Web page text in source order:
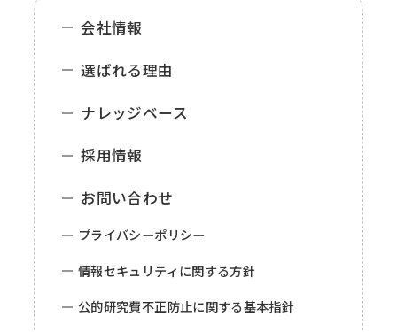
会社情報
選ばれる理由
ナレッジベース
採用情報
お問い合わせ
プライバシーポリシー
情報セキュリティに関する方針
公的研究費不正防止に関する基本指針